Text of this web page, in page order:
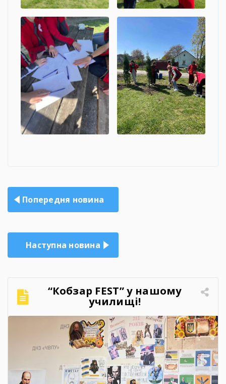
Навігація
записів
Попередня новина
Наступна новина
“Кобзар FEST” у нашому
училищі!